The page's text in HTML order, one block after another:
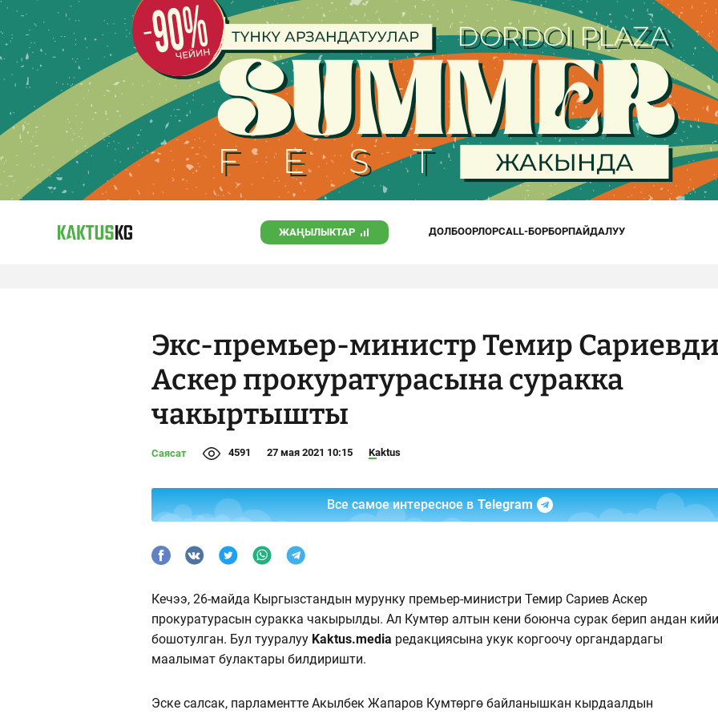
ЖАҢЫЛЫКТАР ДОЛБООРЛОРCALL-БОРБОРПАЙДАЛУУ
Экс-премьер-министр Темир
Аскер прокуратурасына суракка
чакыртышты
Саясат 4591 27 мая 2021 10:15 Kaktus
Все самое интересное в Telegram
Кечээ, 26-майда Кыргызстандын мурунку премьер-министри Темир Сариев Аскер
прокуратурасын суракка чакырылды. Ал Кумтөр алтын кени боюнча сурак берип андан
бошотулган. Бул тууралуу Kaktus.media редакциясына укук коргоочу органдардагы
маалымат булактары билдиришти.
Эске салсак, парламентте Акылбек Жапаров Кумтөргө байланышкан кырдаалдын